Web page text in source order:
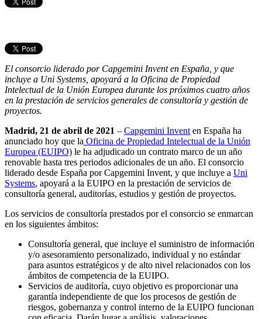
El consorcio liderado por Capgemini Invent en España, y que
incluye a Uni Systems, apoyará a la Oficina de Propiedad
Intelectual de la Unión Europea durante los próximos cuatro años
en la prestación de servicios generales de consultoría y gestión de
proyectos.
Madrid, 21 de abril de 2021 – Capgemini Invent en España ha
anunciado hoy que la Oficina de Propiedad Intelectual de la Unión
Europea (EUIPO) le ha adjudicado un contrato marco de un año
renovable hasta tres periodos adicionales de un año. El consorcio
liderado desde España por Capgemini Invent, y que incluye a Uni
Systems, apoyará a la EUIPO en la prestación de servicios de
consultoría general, auditorías, estudios y gestión de proyectos.
Los servicios de consultoría prestados por el consorcio se enmarcan
en los siguientes ámbitos:
Consultoría general, que incluye el suministro de información
y/o asesoramiento personalizado, individual y no estándar
para asuntos estratégicos y de alto nivel relacionados con los
ámbitos de competencia de la EUIPO.
Servicios de auditoría, cuyo objetivo es proporcionar una
garantía independiente de que los procesos de gestión de
riesgos, gobernanza y control interno de la EUIPO funcionan